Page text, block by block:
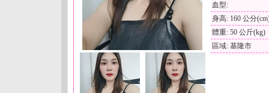
血型:
身高: 160 公分
體重: 50 公斤(kg)
區域: 基隆市